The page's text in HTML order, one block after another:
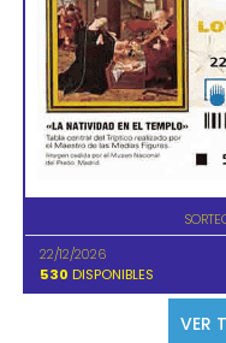
22/12/2026
530 DISPONIBLES